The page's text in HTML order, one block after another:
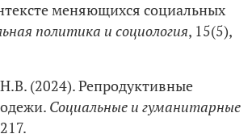
меняющихся социальных
политика и социология, 15(5),
(2024). Репродуктивные
Социальные и гуманитарные